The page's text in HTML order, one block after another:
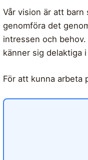
Vår vision är att
genomföra det
intressen och
känner sig delaktiga
För att kunna arbeta